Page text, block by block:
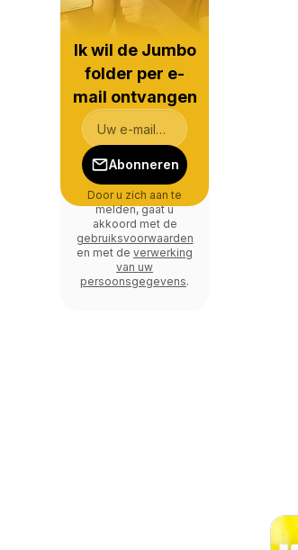
Ik wil de Jumbo
folder per e-
mail ontvangen
Abonneren
Door u zich aan te
melden, gaat u
akkoord met de
gebruiksvoorwaarden
en met de verwerking
van uw
persoonsgegevens.